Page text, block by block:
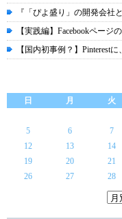
『「ぴよ盛り」の開発会社
【実践編】Facebookページ
【国内初事例？】Pinterest
日
月 火
5
6 7
12
13 14
19
20 21
26
27 28